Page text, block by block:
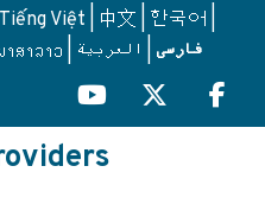
Tiếng Việt 中文
한국어
າສາລາວ العربية فارسی